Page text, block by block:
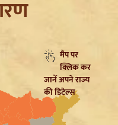
रंग बदलती है सपा,
का नया दांव
मैप पर
क्लिक कर
जानें अपने राज्य
की डिटेल्स